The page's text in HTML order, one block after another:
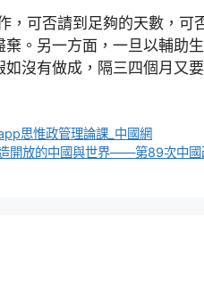
，可否請到足夠的天數，
棄。另一方面，一旦以輔助
沒有做成，隔三四個月又
思惟政管理論課_中國網
開放的中國與世界——第89次中國